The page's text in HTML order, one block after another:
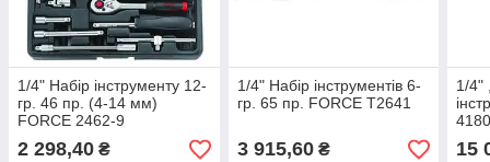
1/4" Набір інструменту 12-
гр. 46 пр. (4-14 мм)
FORCE 2462-9
2 298,40 ₴
1/4" Набір інструментів 6-
гр. 65 пр. FORCE T2641
3 915,60₴
1/4"
15